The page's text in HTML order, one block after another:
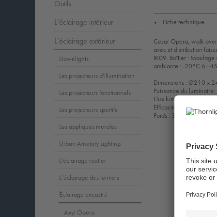
▼ Fiche technique
Cesar Opera, walk
avec et distribution
IK09. Boîtier : Moulage
ambiante : -20°C à
Dimensions : Ø210 x
Puissance du
Flux lumineux du
Efficacité lumineuse du
Poids : 3,43 kg
Outils
L’éclairage intérieur
L’éclairage extérieur
Downlights
Les projecteurs d'illumination
Les projecteurs fonctionnels
Les projecteurs sportifs
Les appliques murales
Urban Amenity Lighting
L'éclairage routier
L’éclairage des tunnels
Éclairage encastré
Axyl Opera